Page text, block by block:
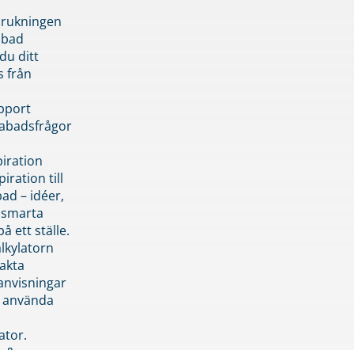
ditt
från
till
– idéer,
ett ställe.